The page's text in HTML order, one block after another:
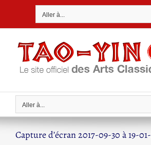
Aller à...
Aller à...
Capture d’écran 2017-09-30 à 19-